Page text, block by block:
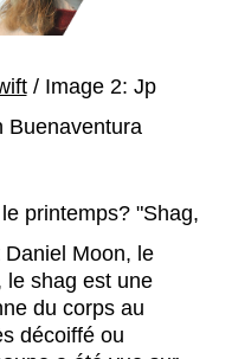
/ Image 2: Jp
Buenaventura
printemps? "Shag,
Moon, le
le shag est une
du corps au
décoiffé ou